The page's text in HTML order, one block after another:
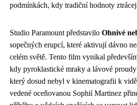
podmínkách, kdy tradiční hodnoty
Studio Paramount představilo Ohnivé
sopečných erupcí, které aktivují dávno
celém světě. Tento film vynikal
kdy pyroklastické mraky a lávové
který dosud nebyl v kinematografii k
vedené oceňovanou Sophií Martinez